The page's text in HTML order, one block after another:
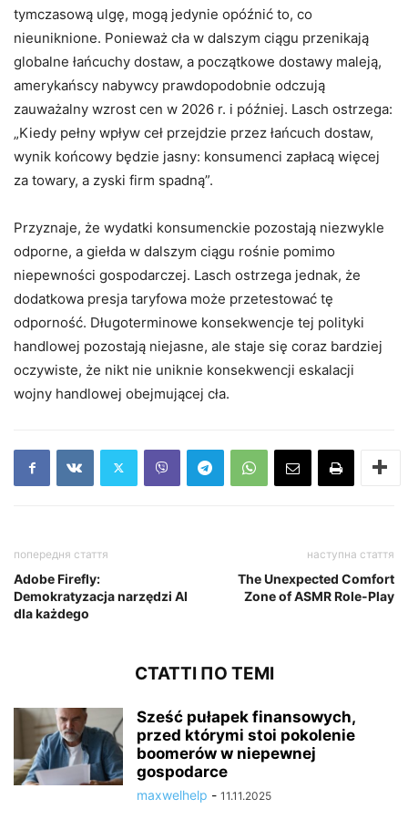
tymczasową ulgę, mogą jedynie opóźnić to, co
nieuniknione. Ponieważ cła w dalszym ciągu przenikają
globalne łańcuchy dostaw, a początkowe dostawy maleją,
amerykańscy nabywcy prawdopodobnie odczują
zauważalny wzrost cen w 2026 r. i później. Lasch ostrzega:
„Kiedy pełny wpływ ceł przejdzie przez łańcuch dostaw,
wynik końcowy będzie jasny: konsumenci zapłacą więcej
za towary, a zyski firm spadną”.
Przyznaje, że wydatki konsumenckie pozostają niezwykle
odporne, a giełda w dalszym ciągu rośnie pomimo
niepewności gospodarczej. Lasch ostrzega jednak, że
dodatkowa presja taryfowa może przetestować tę
odporność. Długoterminowe konsekwencje tej polityki
handlowej pozostają niejasne, ale staje się coraz bardziej
oczywiste, że nikt nie uniknie konsekwencji eskalacji
wojny handlowej obejmującej cła.
попередня стаття
Adobe Firefly:
Demokratyzacja narzędzi AI
dla każdego
наступна стаття
The Unexpected Comfort
Zone of ASMR Role-Play
СТАТТІ ПО ТЕМІ
Sześć pułapek finansowych,
przed którymi stoi pokolenie
boomerów w niepewnej
gospodarce
maxwelhelp - 11.11.2025